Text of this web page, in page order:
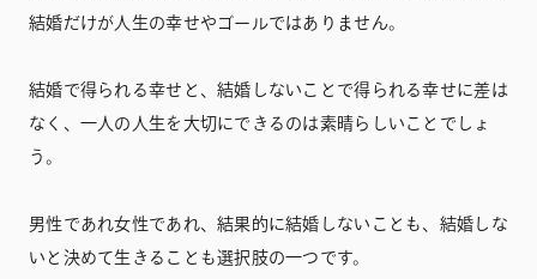
結婚だけが人生の幸せやゴールではありません。
結婚で得られる幸せと、結婚しないことで得られる幸せに差は
なく、一人の人生を大切にできるのは素晴らしいことでしょ
う。
男性であれ女性であれ、結果的に結婚しないことも、結婚しな
いと決めて生きることも選択肢の一つです。